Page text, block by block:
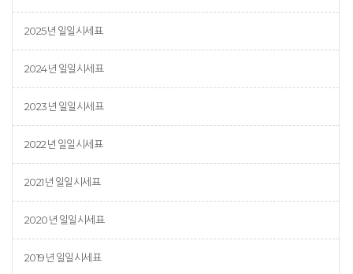
2025년 일일시세표
2024년 일일시세표
2023년 일일시세표
2022년 일일시세표
2021년 일일시세표
2020년 일일시세표
2019년 일일시세표